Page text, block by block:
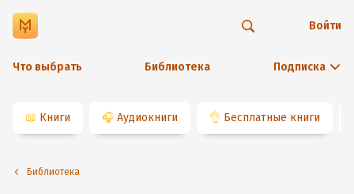
Что выбрать Библиотека Подписка
Войти
📖 Книги 🎧 Аудиокниги 👌 Бесплатные книги
Библиотека